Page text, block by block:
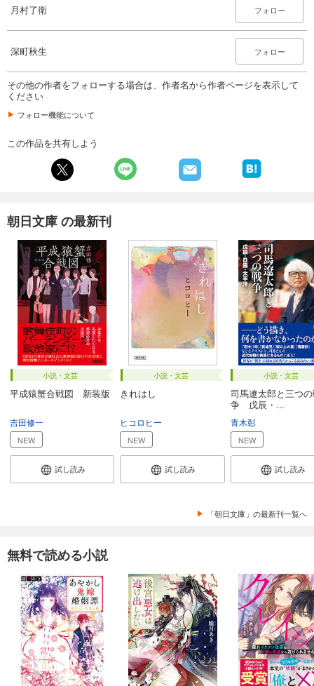
月村了衛 フォロー
深町秋生 フォロー
その他の作者をフォローする場合は、作者名から作者ページを表示して
ください
フォロー機能について
この作品を共有しよう
朝日文庫 の最新刊
小説・文芸
平成猿蟹合戦図 新装版
吉田修一
NEW
試し読み
小説・文芸
きれはし
ヒコロヒー
NEW
試し読み
小説・文芸
司馬遼太郎と三つ
争 戊辰・...
青木彰
NEW
試し読み
「朝日文庫」の最新刊一覧へ
無料で読める小説